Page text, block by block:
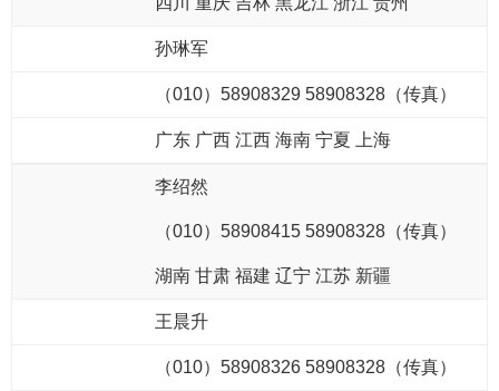
孙琳军
（010）58908329 58908328 （传真）
广东 广西 江西 海南 宁夏 上海
李绍然
（010）58908415 58908328 （传真）
湖南 甘肃 福建 辽宁 江苏 新疆
王晨升
（010）58908326 58908328 （传真）